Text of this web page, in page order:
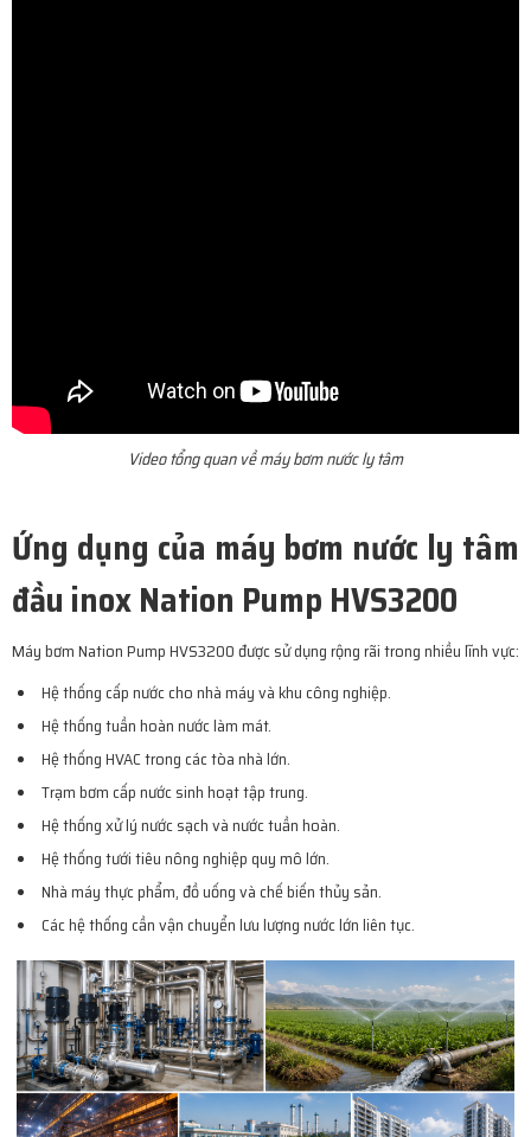
Video tổng quan về máy bơm nước ly tâm
Ứng dụng của máy bơm nước ly tâm
đầu inox Nation Pump HVS3200
Máy bơm Nation Pump HVS3200 được sử dụng rộng rãi trong nhiều lĩnh vực:
Hệ thống cấp nước cho nhà máy và khu công nghiệp.
Hệ thống tuần hoàn nước làm mát.
Hệ thống HVAC trong các tòa nhà lớn.
Trạm bơm cấp nước sinh hoạt tập trung.
Hệ thống xử lý nước sạch và nước tuần hoàn.
Hệ thống tưới tiêu nông nghiệp quy mô lớn.
Nhà máy thực phẩm, đồ uống và chế biến thủy sản.
Các hệ thống cần vận chuyển lưu lượng nước lớn liên tục.